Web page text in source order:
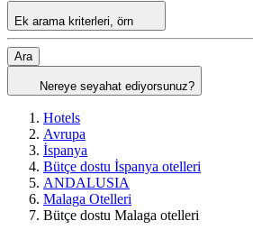
Ek arama kriterleri, örn
Ara
Nereye seyahat ediyorsunuz?
Hotels
Avrupa
İspanya
Bütçe dostu İspanya otelleri
ANDALUSIA
Malaga Otelleri
Bütçe dostu Malaga otelleri